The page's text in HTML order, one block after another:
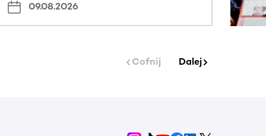
09.08.2026
Cofnij Dalej